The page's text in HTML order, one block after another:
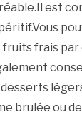
est
frais par
brulée ou